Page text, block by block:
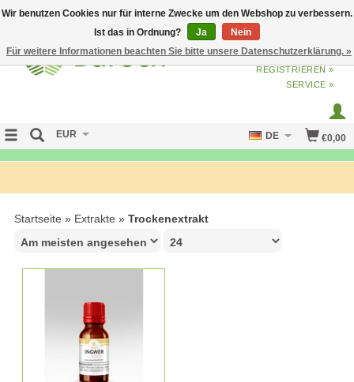
ANMELDENODERJETZT
REGISTRIEREN »
SERVICE »
€0,00
EUR DE
Startseite » Extrakte » Trockenextrakt
Wir benutzen Cookies nur für interne Zwecke um den Webshop zu verbessern.
Ist das in Ordnung?
Ja
Nein
Für weitere Informationen beachten Sie bitte unsere Datenschutzerklärung. »